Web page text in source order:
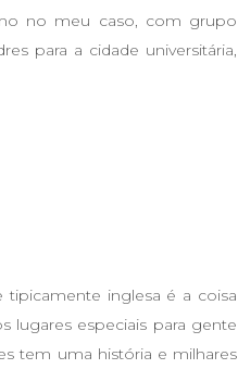
no meu caso, com grupo
para a cidade universitária,
tipicamente inglesa é a coisa
lugares especiais para gente
tem uma história e milhares